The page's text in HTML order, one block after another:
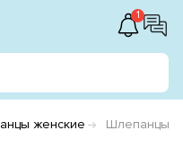
1
женские Шлепанцы